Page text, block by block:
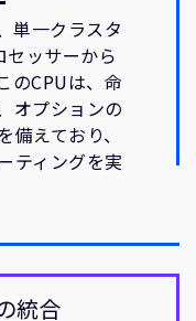
単一クラスタ
ッサーから
のCPUは、命
オプションの
えており、
ティングを実
統合